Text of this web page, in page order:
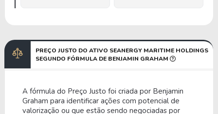
PREÇO JUSTO DO ATIVO SEANERGY MARITIME HOLDINGS
SEGUNDO FÓRMULA DE BENJAMIN GRAHAM
A fórmula do Preço Justo foi criada por Benjamin
Graham para identificar ações com potencial de
valorização ou que estão sendo negociadas por